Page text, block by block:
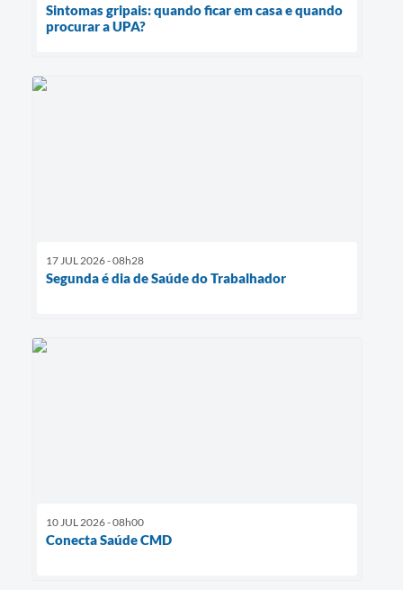
Sintomas gripais: quando ficar em casa e quando
procurar a UPA?
17 JUL 2026 - 08h28
Segunda é dia de Saúde do Trabalhador
10 JUL 2026 - 08h00
Conecta Saúde CMD